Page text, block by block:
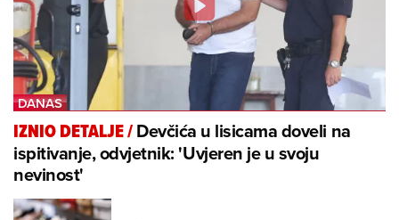
IZNIO DETALJE/Devčića u lisicama doveli na
ispitivanje, odvjetnik: 'Uvjeren je u svoju
nevinost'